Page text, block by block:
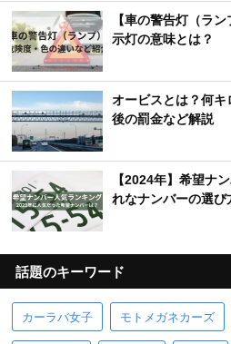
【車の警告灯（ラ
示灯の意味とは？
オービスとは？何キ
後の罰金など解説
【2024年】希望ナ
れなナンバーの選び
話題のキーワード
カーラバ女子 モトメガネカーズ